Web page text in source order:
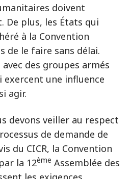
doivent
De plus, les États qui
à la Convention
de le faire sans délai.
des groupes armés
une influence
agir.
devons veiller au respect
de demande de
du CICR, la Convention
la 12ème Assemblée des